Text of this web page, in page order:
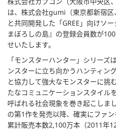
は、株式会社gumi（東京都新宿
と共同開発した「GREE」向けソ
まぼろしの島』の登録会員数が
せいたします。
「モンスターハンター」シリーズ
ンスターに立ち向かうハンティン
と協力して強大なモンスターに挑
たなコミュニケーションスタイル
呼ばれる社会現象を巻き起こしま
の第1作を発売以降、確実にファ
累計販売本数2,100万本（2011年